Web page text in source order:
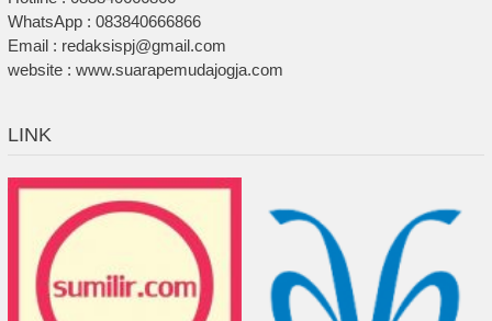
WhatsApp : 083840666866
Email : redaksispj@gmail.com
website : www.suarapemudajogja.com
LINK